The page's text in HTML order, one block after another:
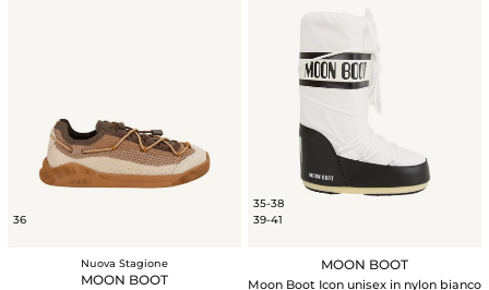
36
Nuova Stagione
MOON BOOT
35-38
39-41
MOON BOOT
Moon Boot Icon unisex in nylon bianco